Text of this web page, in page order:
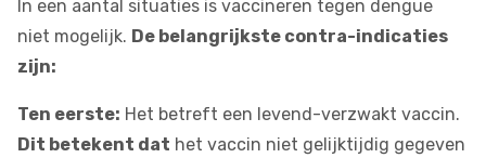
In een aantal situaties is vaccineren tegen dengue
niet mogelijk. De belangrijkste contra-indicaties
zijn:
Ten eerste: Het betreft een levend-verzwakt vaccin.
Dit betekent dat het vaccin niet gelijktijdig gegeven